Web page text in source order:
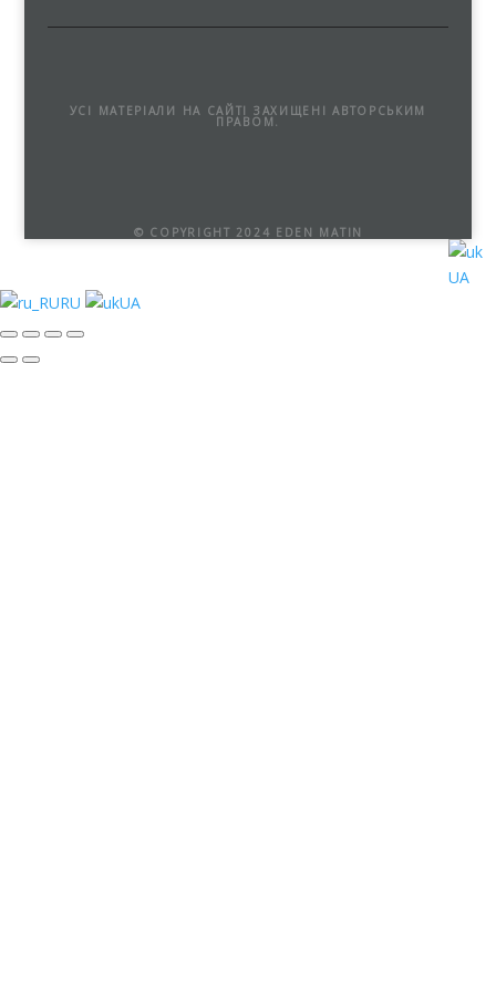
УСІ МАТЕРІАЛИ НА САЙТІ ЗАХИЩЕНІ АВТОРСЬКИМ
ПРАВОМ.
© COPYRIGHT 2024 EDEN MATIN
UA
RU
UA